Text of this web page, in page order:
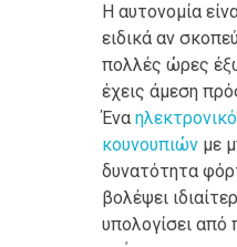
Η αυτονομία
ειδικά αν
πολλές ώρες
έχεις άμεση
Ένα
κουνουπιώνμε
δυνατότητα
βολέψει
υπολογίσει από